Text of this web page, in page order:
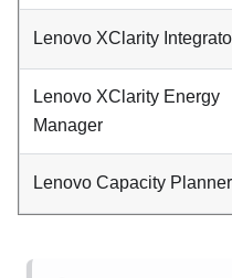
Lenovo XClarity
Lenovo XClarity Energy
Manager
Lenovo Capacity Planner